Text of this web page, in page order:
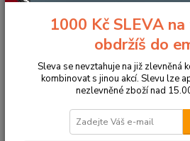
7IDP - SEVEN
DĚTSKÁ ACID
1000 Kč SLEVA
obdržíš do
Sleva se nevztahuje na již zlevněná
kombinovat s jinou akcí. Slevu lze
nezlevněné zboží nad